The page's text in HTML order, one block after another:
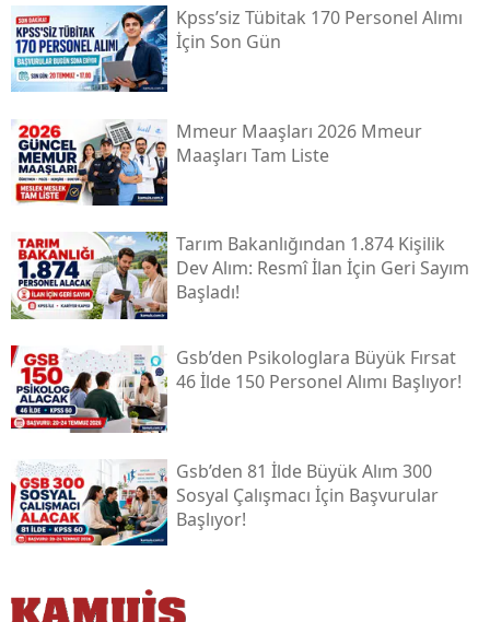
Kpss’siz Tübi̇tak 170 Personel Alımı
İçin Son Gün
Mmeur Maaşları 2026 Mmeur
Maaşları Tam Liste
Tarım Bakanlığından 1.874 Kişilik
Dev Alım: Resmî İlan İçin Geri Sayım
Başladı!
Gsb’den Psikologlara Büyük Fırsat
46 İlde 150 Personel Alımı Başlıyor!
Gsb’den 81 İlde Büyük Alım 300
Sosyal Çalışmacı İçin Başvurular
Başlıyor!